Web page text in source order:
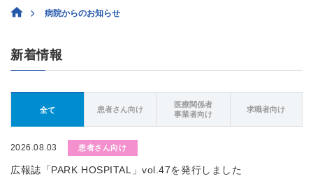
病院からのお知らせ
新着情報
全て 患者さん向け
医療関係者
事業者向け
求職者向け
2026.08.03 患者さん向け
広報誌「PARK HOSPITAL」vol.47を発行しました